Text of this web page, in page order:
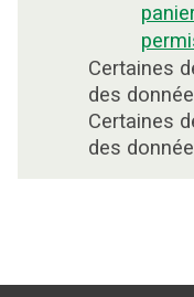
Certaines
des
Certaines
des